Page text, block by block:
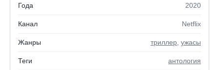
Года 2020
Канал Netflix
Жанры триллер ужасы
Теги антология